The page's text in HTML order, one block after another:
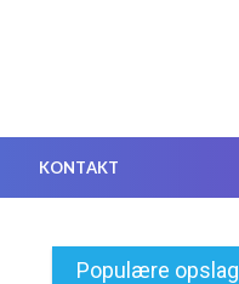
KONTAKT
Populære opslag